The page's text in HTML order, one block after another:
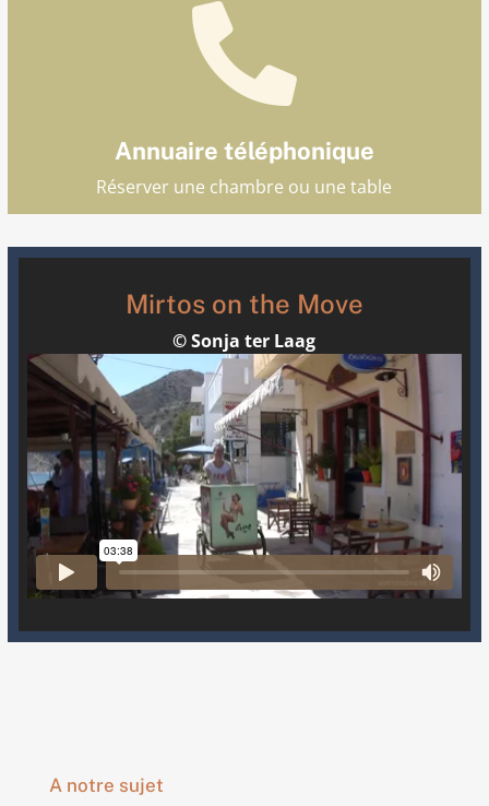

Annuaire téléphonique
Réserver une chambre ou une table
Mirtos on the Move
© Sonja ter Laag
A notre sujet